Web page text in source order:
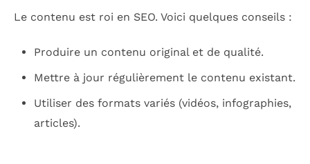
Le contenu est roi en SEO. Voici quelques conseils :
Produire un contenu original et de qualité.
Mettre à jour régulièrement le contenu existant.
Utiliser des formats variés (vidéos, infographies,
articles).